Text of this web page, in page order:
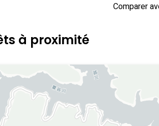
Comparer
à proximité